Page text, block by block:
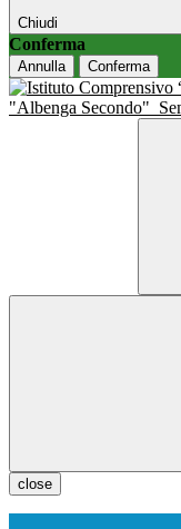
Chiudi
Conferma
Annulla Conferma
"Albenga Secondo"
close